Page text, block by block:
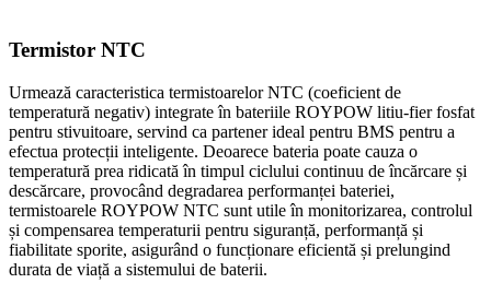
Termistor NTC
Urmează caracteristica termistoarelor NTC (coeficient de
temperatură negativ) integrate în bateriile ROYPOW litiu-fier fosfat
pentru stivuitoare, servind ca partener ideal pentru BMS pentru a
efectua protecții inteligente. Deoarece bateria poate cauza o
temperatură prea ridicată în timpul ciclului continuu de încărcare și
descărcare, provocând degradarea performanței bateriei,
termistoarele ROYPOW NTC sunt utile în monitorizarea, controlul
și compensarea temperaturii pentru siguranță, performanță și
fiabilitate sporite, asigurând o funcționare eficientă și prelungind
durata de viață a sistemului de baterii.